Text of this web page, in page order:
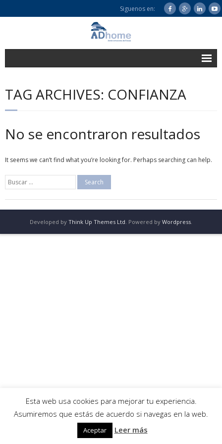
Siguenos en:
Quiénes Somos
Contacto
TAG ARCHIVES: CONFIANZA
No se encontraron resultados
It seems we can’t find what you’re looking for. Perhaps searching can help.
Developed by Think Up Themes Ltd. Powered by Wordpress.
Esta web usa cookies para mejorar tu experiencia.
Asumiremos que estás de acuerdo si navegas en la web.
Aceptar Leer más